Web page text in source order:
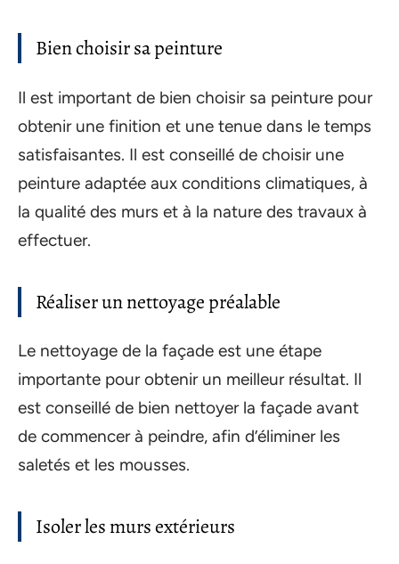
Bien choisir sa peinture
Il est important de bien choisir sa peinture pour
obtenir une finition et une tenue dans le temps
satisfaisantes. Il est conseillé de choisir une
peinture adaptée aux conditions climatiques, à
la qualité des murs et à la nature des travaux à
effectuer.
Réaliser un nettoyage préalable
Le nettoyage de la façade est une étape
importante pour obtenir un meilleur résultat. Il
est conseillé de bien nettoyer la façade avant
de commencer à peindre, afin d’éliminer les
saletés et les mousses.
Isoler les murs extérieurs